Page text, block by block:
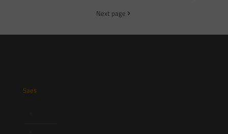
Next page
Saes